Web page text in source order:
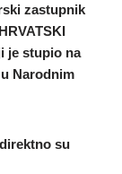
zastupnik
je stupio na
Narodnim
su